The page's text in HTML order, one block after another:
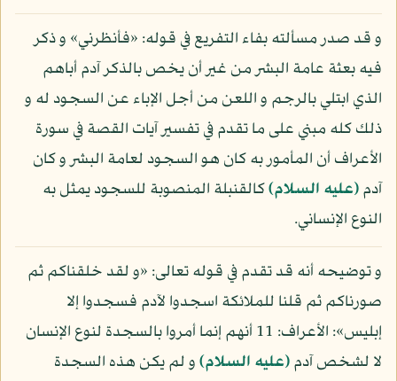
و قد صدر مسألته بفاء التفريع في قوله: «فأنظرني» و ذكر
فيه بعثة عامة البشر من غير أن يخص بالذكر آدم أباهم
الذي ابتلي بالرجم و اللعن من أجل الإباء عن السجود له و
ذلك كله مبني على ما تقدم في تفسير آيات القصة في سورة
الأعراف أن المأمور به كان هو السجود لعامة البشر و كان
آدم(عليه السلام)كالقنبلة المنصوبة للسجود يمثل به
النوع الإنساني.
و توضيحه أنه قد تقدم في قوله تعالى: «و لقد خلقناكم ثم
صورناكم ثم قلنا للملائكة اسجدوا لآدم فسجدوا إلا
إبليس»: الأعراف: 11 أنهم إنما أمروا بالسجدة لنوع الإنسان
لا لشخص آدم(عليه السلام)و لم يكن هذه السجدة